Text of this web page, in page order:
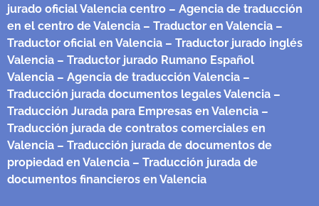
jurado oficial Valencia centro – Agencia de traducción
en el centro de Valencia – Traductor en Valencia –
Traductor oficial en Valencia – Traductor jurado inglés
Valencia – Traductor jurado Rumano Español
Valencia – Agencia de traducción Valencia –
Traducción jurada documentos legales Valencia –
Traducción Jurada para Empresas en Valencia –
Traducción jurada de contratos comerciales en
Valencia – Traducción jurada de documentos de
propiedad en Valencia – Traducción jurada de
documentos financieros en Valencia